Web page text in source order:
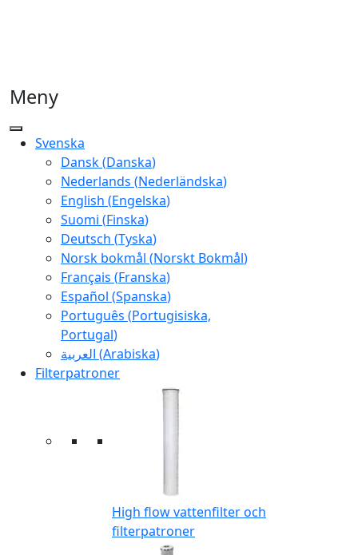
Meny
Svenska
Dansk(Danska)
Nederlands (Nederländska)
English (Engelska)
Suomi (Finska)
Deutsch (Tyska)
Norsk bokmål (Norskt Bokmål)
Français (Franska)
Español (Spanska)
Português (Portugisiska,
Portugal)
العربية (Arabiska)
Filterpatroner
High flow vattenfilter och
filterpatroner